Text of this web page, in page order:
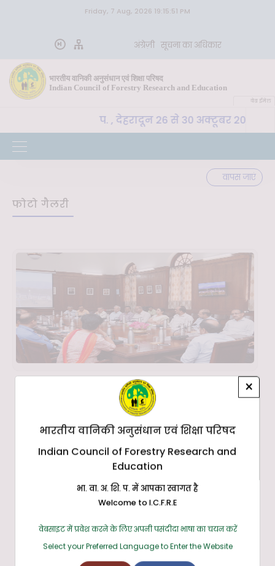
Friday, 7 Aug, 2026 19:15:51 PM
अंग्रेज़ी सूचना का अधिकार
भारतीय वानिकी अनुसंधान एवं शिक्षा परिषद
Indian Council of Forestry Research and Education
वेब ईमेल
SLM, भा. वा. अ. शि. प. , देहरादून 26 से 30 अक्टूबर 2026
वापस जाएं
फोटो गैलरी
×
भारतीय वानिकी अनुसंधान एवं शिक्षा परिषद
Indian Council of Forestry Research and
Education
भा. वा. अ. शि. प. में आपका स्वागत है
Welcome to I.C.F.R.E
वेबसाइट में प्रवेश करने के लिए अपनी पसंदीदा भाषा का चयन करें
Select your Preferred Language to Enter the Website